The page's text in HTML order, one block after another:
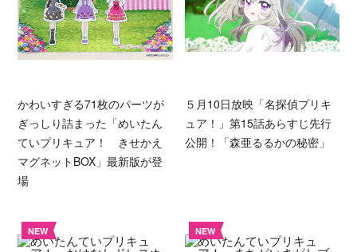
かわいすぎる71枚のパーツが
ぎっしり詰まった「めいたん
ていプリキュア！ きせかえ
マグネットBOX」最新版が登
場
５月10日放映「名探偵プリキ
ュア！」第15話あらすじ先行
公開！「森亜るるかの秘密」
NEW NEW